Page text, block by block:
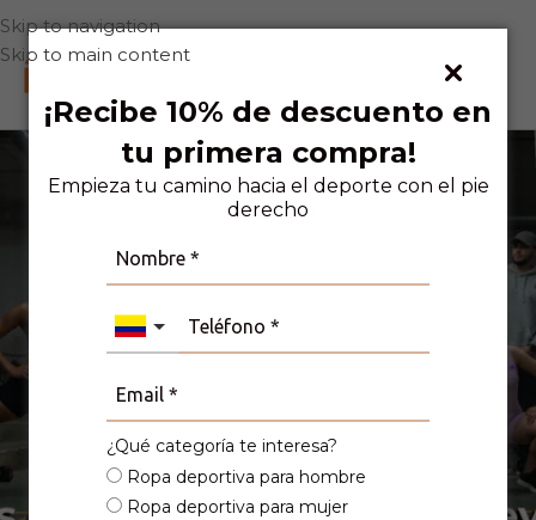
¡Recibe 10% de descuento en
tu primera compra!
Empieza tu camino hacia el deporte con el pie
derecho
¿Qué categoría te interesa?
Ropa deportiva para hombre
Ropa deportiva para mujer
Skip to navigation
Skip to main content
0
Camisetas